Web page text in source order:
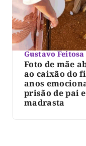
Gustavo Feitosa
Foto de mãe
ao caixão do
anos
prisão de pai e
madrasta